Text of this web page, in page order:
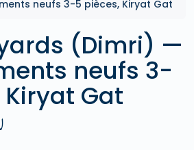
neufs 3-5 pièces, Kiryat Gat
(Dimri) —
neufs 3-
Gat